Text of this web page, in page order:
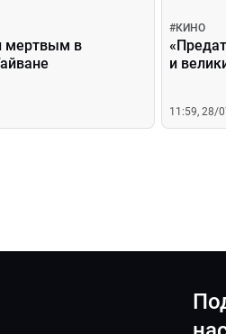
мертвым в
#КИНО
и
11:59, 28/